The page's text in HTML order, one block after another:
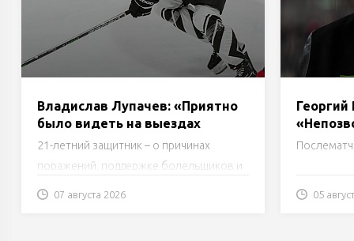
Владислав Лупачев: «Приятно
было видеть на выездах
полный сектор»
21-летний защитник – о причинах
поражений, поддержке болельщиков и
предстоящем матче.
07 августа 2026
Георгий
05